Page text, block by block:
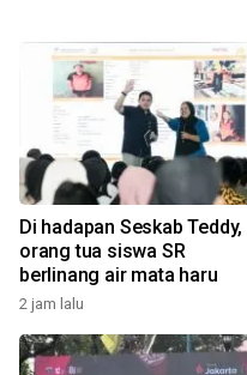
Di hadapan Seskab Teddy,
orang tua siswa SR
berlinang air mata haru
2 jam lalu